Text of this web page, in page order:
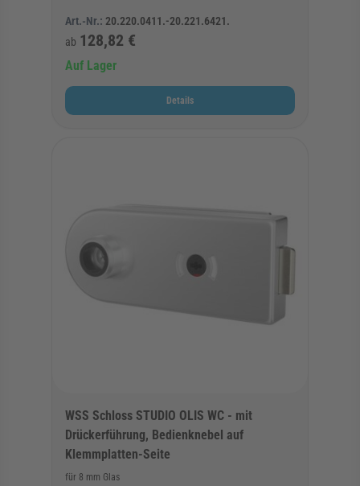
Art.-Nr.: 20.220.0411.-20.221.6421.
ab 128,82 €
Auf Lager
Details
WSS Schloss STUDIO OLIS WC - mit
Drückerführung, Bedienknebel auf
Klemmplatten-Seite
für 8 mm Glas